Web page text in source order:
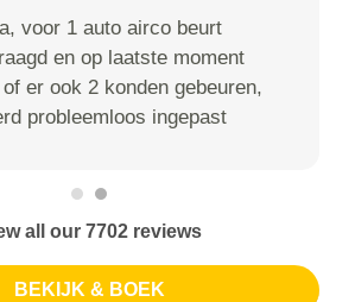
voor 1 auto airco beurt
en op laatste moment
er ook 2 konden gebeuren,
probleemloos ingepast
all our 7702 reviews
BEKIJK & BOEK